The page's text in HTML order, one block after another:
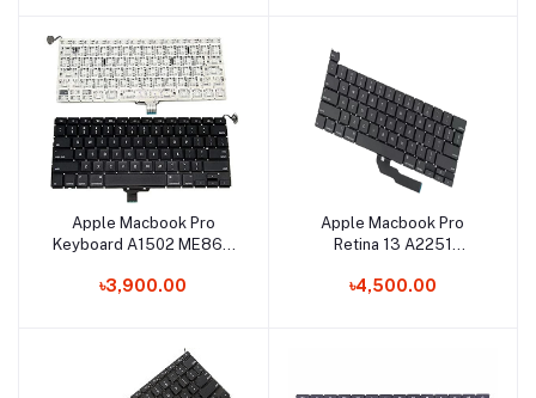
Add to cart
Apple Macbook Pro
Keyboard A1502 ME864
Keyboard
৳3,900.00
Add to cart
Apple Macbook Pro
Retina 13 A2251
৳4,500.00